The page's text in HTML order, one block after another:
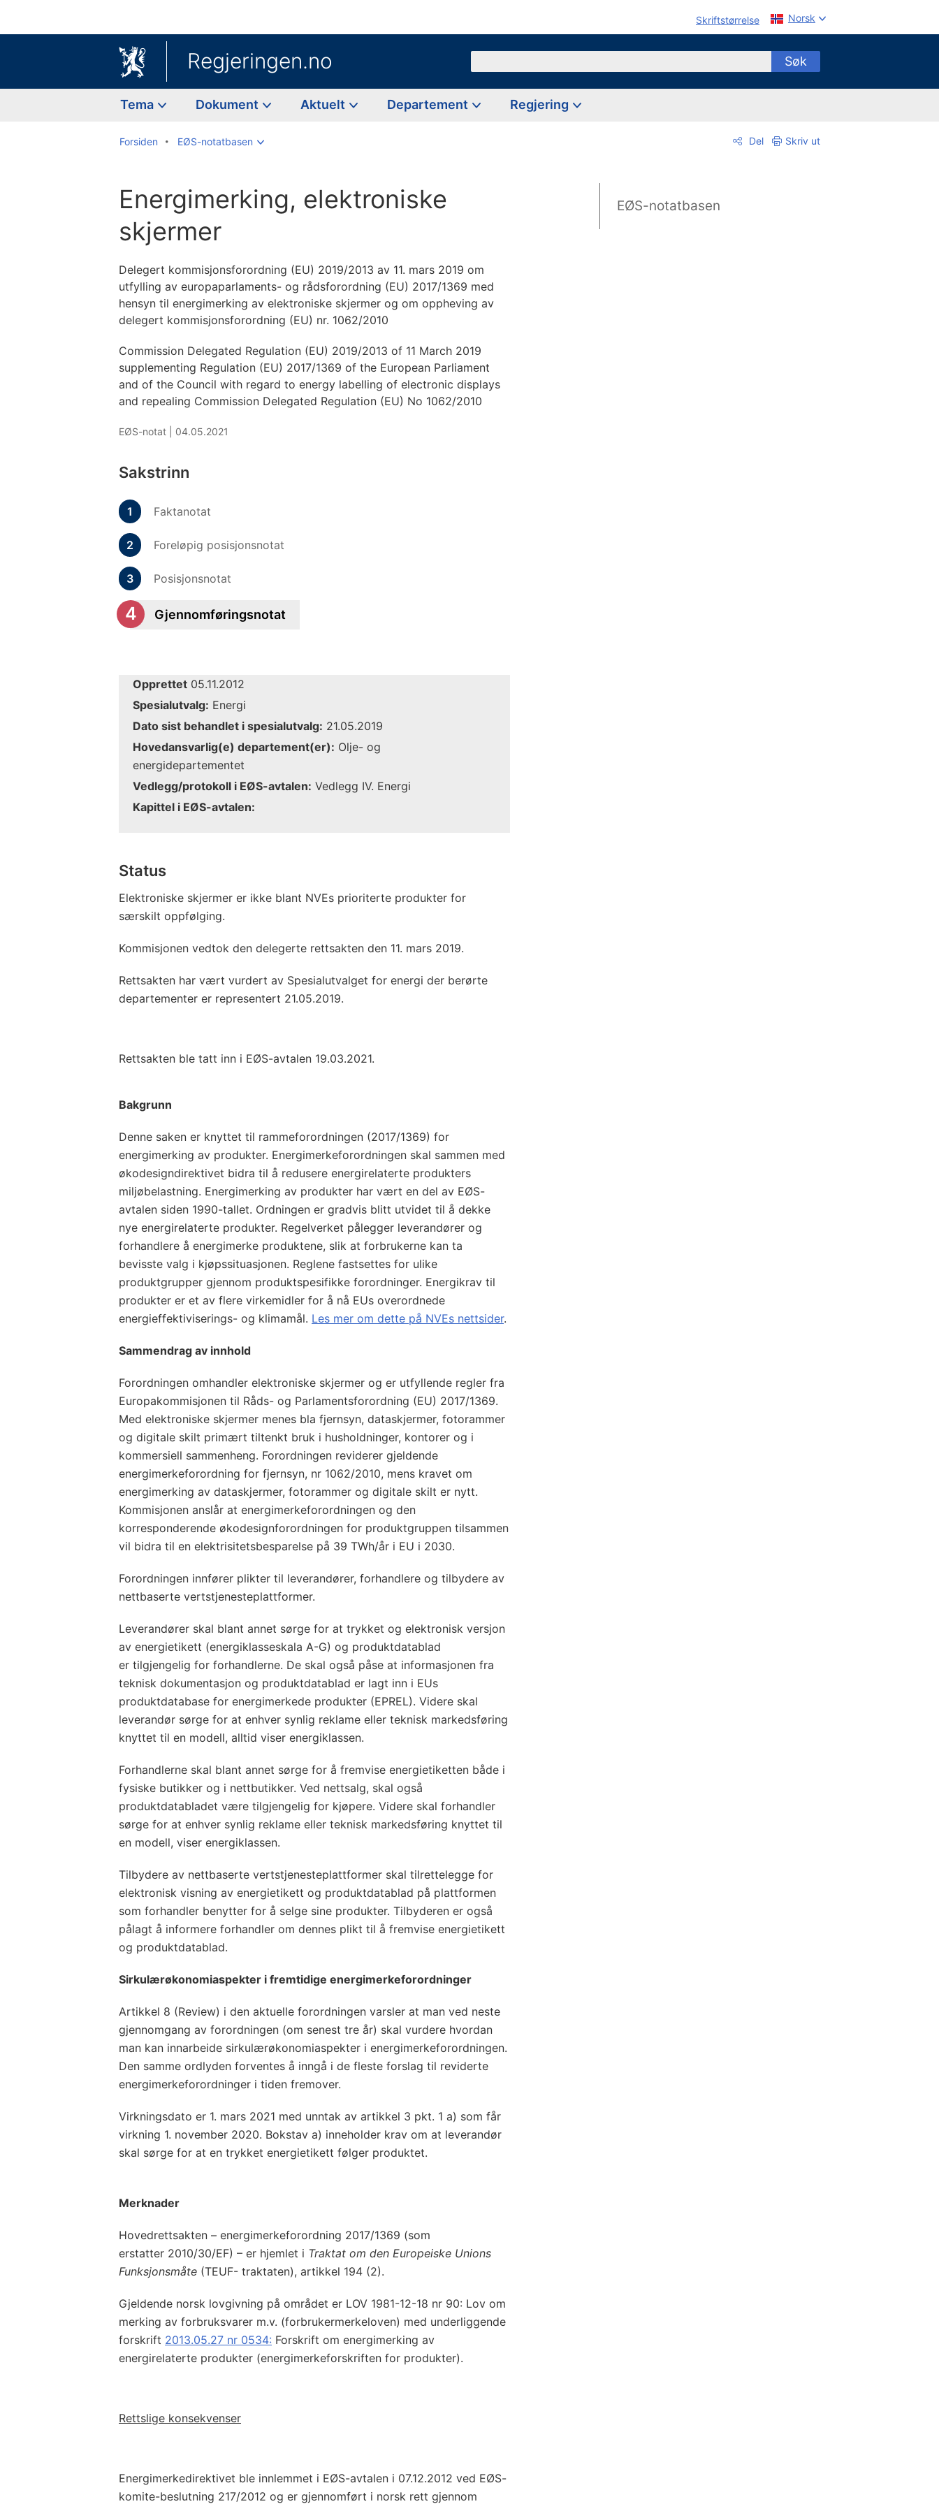
Skriftstørrelse Norsk
Regjeringen.no Søk
Tema Dokument Aktuelt Departement Regjering
Forsiden EØS-notatbasen Del Skriv ut
Energimerking, elektroniske
skjermer
Delegert kommisjonsforordning (EU) 2019/2013 av 11. mars 2019 om
utfylling av europaparlaments- og rådsforordning (EU) 2017/1369 med
hensyn til energimerking av elektroniske skjermer og om oppheving av
delegert kommisjonsforordning (EU) nr. 1062/2010
Commission Delegated Regulation (EU) 2019/2013 of 11 March 2019
supplementing Regulation (EU) 2017/1369 of the European Parliament
and of the Council with regard to energy labelling of electronic displays
and repealing Commission Delegated Regulation (EU) No 1062/2010
EØS-notat | 04.05.2021
Sakstrinn
Faktanotat
Foreløpig posisjonsnotat
Posisjonsnotat
Gjennomføringsnotat
Opprettet 05.11.2012
Spesialutvalg: Energi
Dato sist behandlet i spesialutvalg: 21.05.2019
Hovedansvarlig(e) departement(er): Olje- og
energidepartementet
Vedlegg/protokoll i EØS-avtalen: Vedlegg IV. Energi
Kapittel i EØS-avtalen:
Status
Elektroniske skjermer er ikke blant NVEs prioriterte produkter for
særskilt oppfølging.
Kommisjonen vedtok den delegerte rettsakten den 11. mars 2019.
Rettsakten har vært vurdert av Spesialutvalget for energi der berørte
departementer er representert 21.05.2019.
Rettsakten ble tatt inn i EØS-avtalen 19.03.2021.
Bakgrunn
Denne saken er knyttet til rammeforordningen (2017/1369) for
energimerking av produkter. Energimerkeforordningen skal sammen med
økodesigndirektivet bidra til å redusere energirelaterte produkters
miljøbelastning. Energimerking av produkter har vært en del av EØS-
avtalen siden 1990-tallet. Ordningen er gradvis blitt utvidet til å dekke
nye energirelaterte produkter. Regelverket pålegger leverandører og
forhandlere å energimerke produktene, slik at forbrukerne kan ta
bevisste valg i kjøpssituasjonen. Reglene fastsettes for ulike
produktgrupper gjennom produktspesifikke forordninger. Energikrav til
produkter er et av flere virkemidler for å nå EUs overordnede
energieffektiviserings- og klimamål. Les mer om dette på NVEs nettsider.
Sammendrag av innhold
Forordningen omhandler elektroniske skjermer og er utfyllende regler fra
Europakommisjonen til Råds- og Parlamentsforordning (EU) 2017/1369.
Med elektroniske skjermer menes bla fjernsyn, dataskjermer, fotorammer
og digitale skilt primært tiltenkt bruk i husholdninger, kontorer og i
kommersiell sammenheng. Forordningen reviderer gjeldende
energimerkeforordning for fjernsyn, nr 1062/2010, mens kravet om
energimerking av dataskjermer, fotorammer og digitale skilt er nytt.
Kommisjonen anslår at energimerkeforordningen og den
korresponderende økodesignforordningen for produktgruppen tilsammen
vil bidra til en elektrisitetsbesparelse på 39 TWh/år i EU i 2030.
Forordningen innfører plikter til leverandører, forhandlere og tilbydere av
nettbaserte vertstjenesteplattformer.
Leverandører skal blant annet sørge for at trykket og elektronisk versjon
av energietikett (energiklasseskala A-G) og produktdatablad
er tilgjengelig for forhandlerne. De skal også påse at informasjonen fra
teknisk dokumentasjon og produktdatablad er lagt inn i EUs
produktdatabase for energimerkede produkter (EPREL). Videre skal
leverandør sørge for at enhver synlig reklame eller teknisk markedsføring
knyttet til en modell, alltid viser energiklassen.
Forhandlerne skal blant annet sørge for å fremvise energietiketten både i
fysiske butikker og i nettbutikker. Ved nettsalg, skal også
produktdatabladet være tilgjengelig for kjøpere. Videre skal forhandler
sørge for at enhver synlig reklame eller teknisk markedsføring knyttet til
en modell, viser energiklassen.
Tilbydere av nettbaserte vertstjenesteplattformer skal tilrettelegge for
elektronisk visning av energietikett og produktdatablad på plattformen
som forhandler benytter for å selge sine produkter. Tilbyderen er også
pålagt å informere forhandler om dennes plikt til å fremvise energietikett
og produktdatablad.
Sirkulærøkonomiaspekter i fremtidige energimerkeforordninger
Artikkel 8 (Review) i den aktuelle forordningen varsler at man ved neste
gjennomgang av forordningen (om senest tre år) skal vurdere hvordan
man kan innarbeide sirkulærøkonomiaspekter i energimerkeforordningen.
Den samme ordlyden forventes å inngå i de fleste forslag til reviderte
energimerkeforordninger i tiden fremover.
Virkningsdato er 1. mars 2021 med unntak av artikkel 3 pkt. 1 a) som får
virkning 1. november 2020. Bokstav a) inneholder krav om at leverandør
skal sørge for at en trykket energietikett følger produktet.
Merknader
Hovedrettsakten – energimerkeforordning 2017/1369 (som
erstatter 2010/30/EF) – er hjemlet i Traktat om den Europeiske Unions
Funksjonsmåte (TEUF- traktaten), artikkel 194 (2).
Gjeldende norsk lovgivning på området er LOV 1981-12-18 nr 90: Lov om
merking av forbruksvarer m.v. (forbrukermerkeloven) med underliggende
forskrift 2013.05.27 nr 0534: Forskrift om energimerking av
energirelaterte produkter (energimerkeforskriften for produkter).
Rettslige konsekvenser
Energimerkedirektivet ble innlemmet i EØS-avtalen i 07.12.2012 ved EØS-
komite-beslutning 217/2012 og er gjennomført i norsk rett gjennom
EØS-notatbasen